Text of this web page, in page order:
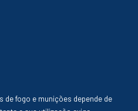
de fogo e munições depende de